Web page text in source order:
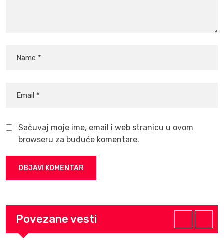
Sačuvaj moje ime, email i web stranicu u ovom
browseru za buduće komentare.
Povezane vesti